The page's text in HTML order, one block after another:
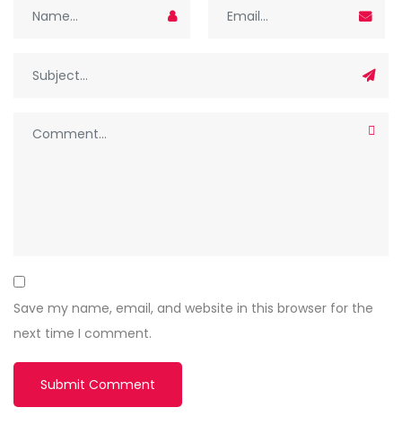
Save my name, email, and website in this browser for the
next time I comment.